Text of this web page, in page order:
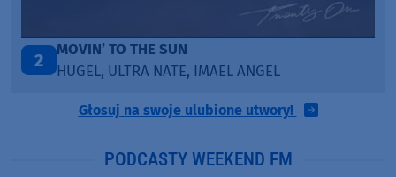
3
TAŃCZ!
BLETKA
Głosuj na swoje ulubione utwory!
PODCASTY WEEKEND FM